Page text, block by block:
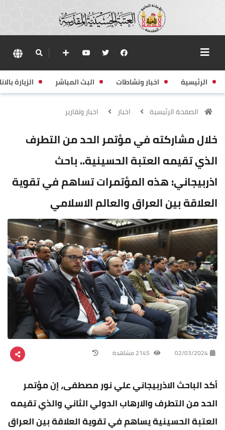
الرئيسية اخبار ونشاطات البث المباشر الزيارة
الصفحة الرئيسية اخبار اخبار وتقارير
خلال مشاركته في مؤتمر الحد من التطرف
الذي تقيمه العتبة الحسينية.. باحث
اذربيجاني: هذه المؤتمرات تساهم في تقوية
العلاقة بين العراق والعالم الاسلامي
02/03/2024
أكد الباحث الاذربيجاني علي نور مصطفى، إن مؤتمر
الحد من التطرف والارهاب الدولي الثاني والذي تقيمه
العتبة الحسينية يساهم في تقوية العلاقة بين العراق